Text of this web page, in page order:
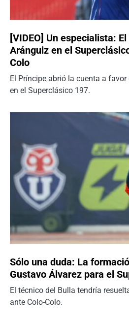
[VIDEO] Un especialista:
Aránguiz en el
Colo
El Príncipe abrió la cuenta a
en el Superclásico 197.
Sólo una duda: La
Gustavo Álvarez para el
El técnico del Bulla tendría
ante Colo-Colo.